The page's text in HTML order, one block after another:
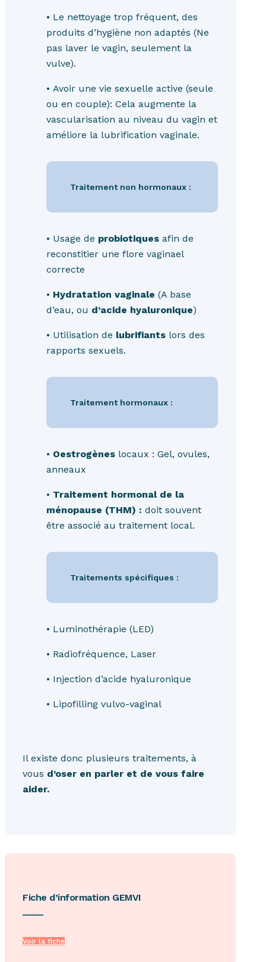
• Le nettoyage trop fréquent, des
produits d’hygiène non adaptés (Ne
pas laver le vagin, seulement la
vulve).
• Avoir une vie sexuelle active (seule
ou en couple): Cela augmente la
vascularisation au niveau du vagin et
améliore la lubrification vaginale.
Traitement non hormonaux :
• Usage de probiotiques afin de
reconstitier une flore vaginael
correcte
• Hydratation vaginale (A base
d’eau, ou d’acide hyaluronique)
• Utilisation de lubrifiants lors des
rapports sexuels.
Traitement hormonaux :
• Oestrogènes locaux : Gel, ovules,
anneaux
• Traitement hormonal de la
ménopause (THM) : doit souvent
être associé au traitement local.
Traitements spécifiques :
• Luminothérapie (LED)
• Radiofréquence, Laser
• Injection d’acide hyaluronique
• Lipofilling vulvo-vaginal
Il existe donc plusieurs traitements, à
vous d’oser en parler et de vous faire
aider.
Fiche d’information GEMVI
Voir la fiche